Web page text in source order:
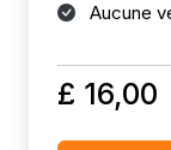
Aucune
£ 16,00